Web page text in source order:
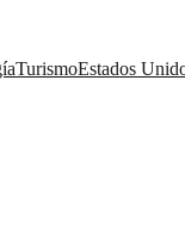
TurismoEstados